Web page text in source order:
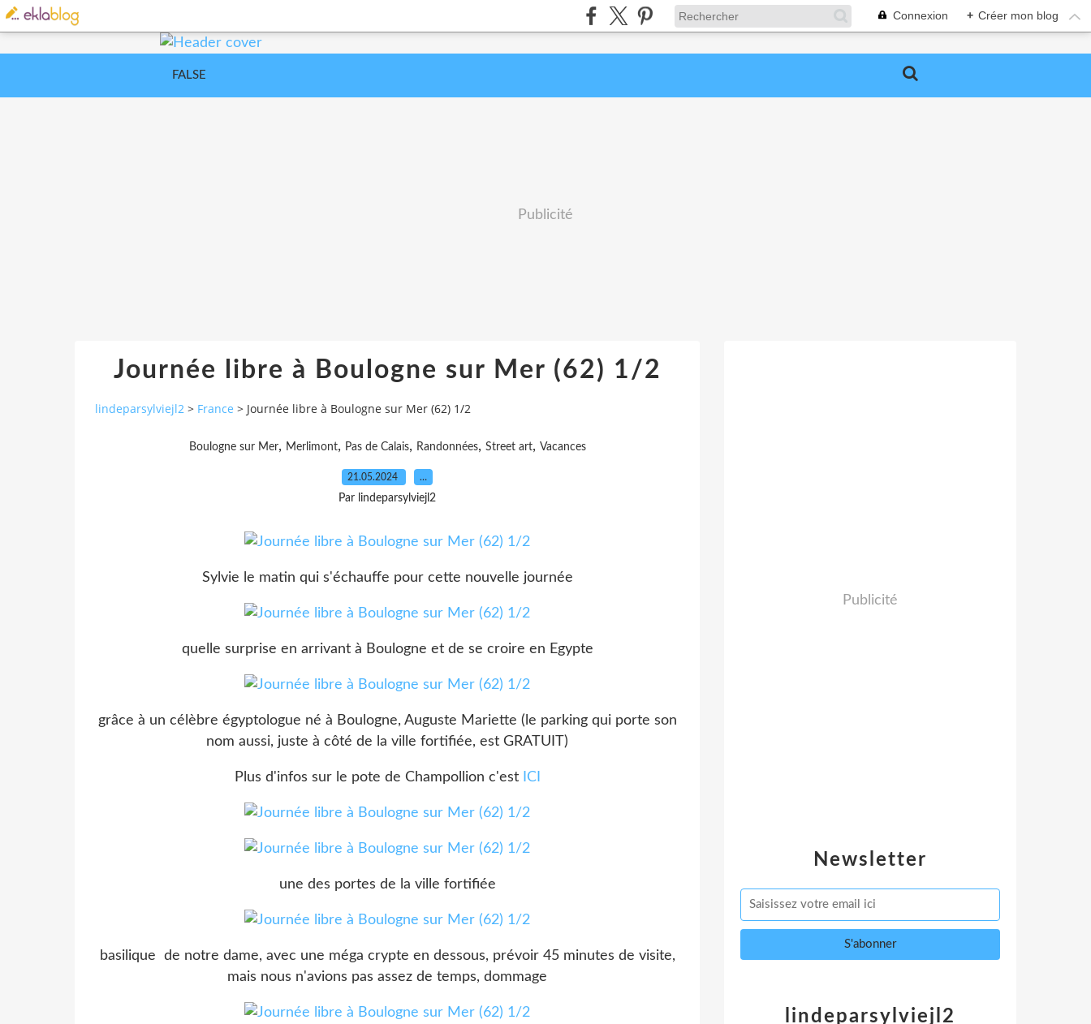
Connexion + Créer mon blog
FALSE
Publicité
Journée libre à Boulogne sur Mer (62) 1/2
lindeparsylviejl2 > France > Journée libre à Boulogne sur Mer (62) 1/2
Boulogne sur Mer, Merlimont, Pas de Calais, Randonnées, Street art, Vacances
21.05.2024 …
Par lindeparsylviejl2
Sylvie le matin qui s'échauffe pour cette nouvelle journée
quelle surprise en arrivant à Boulogne et de se croire en Egypte
grâce à un célèbre égyptologue né à Boulogne, Auguste Mariette (le parking qui porte son
nom aussi, juste à côté de la ville fortifiée, est GRATUIT)
Plus d'infos sur le pote de Champollion c'est ICI
une des portes de la ville fortifiée
basilique de notre dame, avec une méga crypte en dessous, prévoir 45 minutes de visite,
mais nous n'avions pas assez de temps, dommage
Newsletter
Publicité
lindeparsylviejl2